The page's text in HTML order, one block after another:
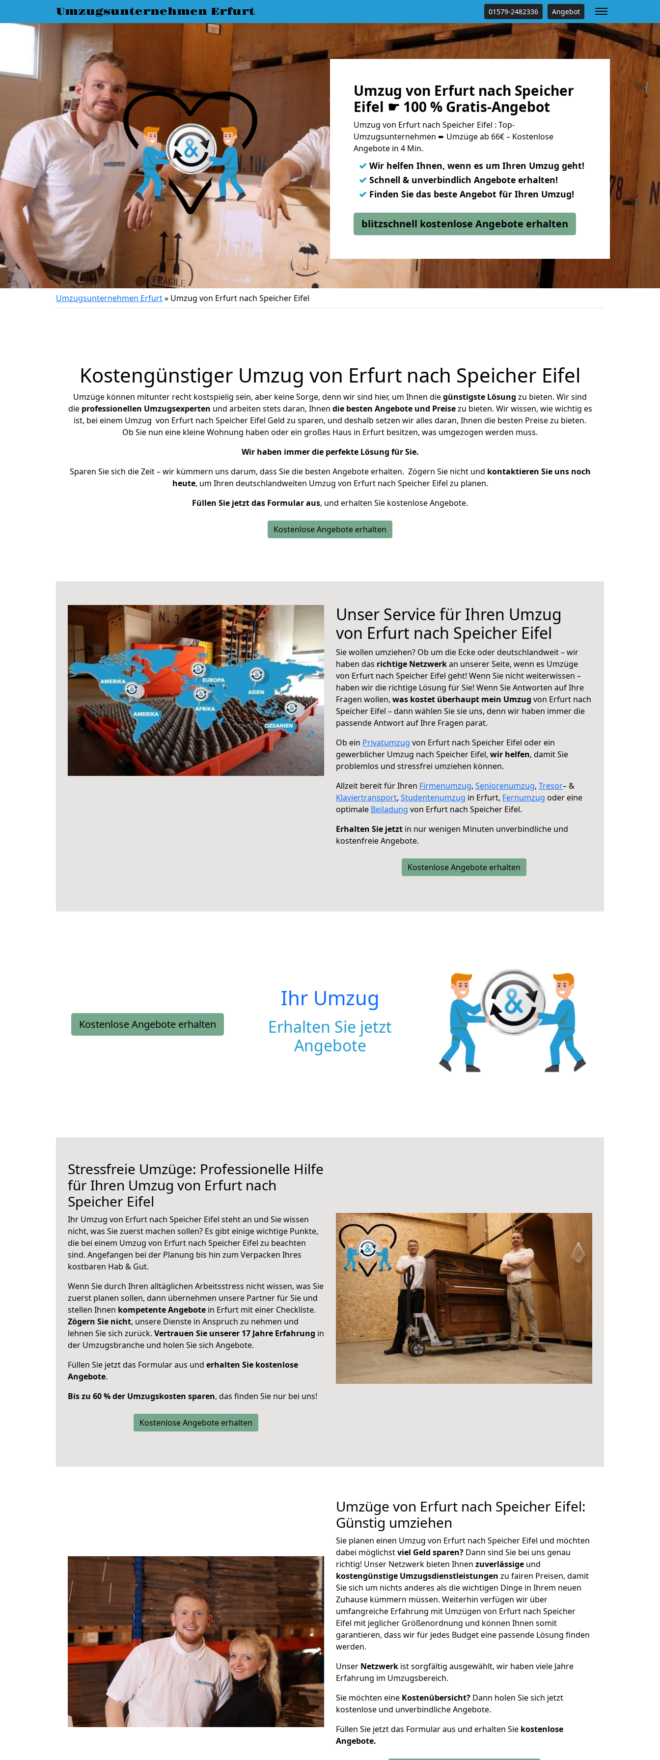
Umzugsunternehmen Erfurt 01579-2482336 Angebot
Umzug von Erfurt nach Speicher
Eifel ☛ 100 % Gratis-Angebot
Umzug von Erfurt nach Speicher Eifel : Top-
Umzugsunternehmen ➨ Umzüge ab 66€ – Kostenlose
Angebote in 4 Min.
✓ Wir helfen Ihnen, wenn es um Ihren Umzug geht!
✓ Schnell & unverbindlich Angebote erhalten!
✓ Finden Sie das beste Angebot für Ihren Umzug!
blitzschnell kostenlose Angebote erhalten
Umzugsunternehmen Erfurt» Umzug von Erfurt nach Speicher Eifel
Kostengünstiger Umzug von Erfurt nach Speicher Eifel
Umzüge können mitunter recht kostspielig sein, aber keine Sorge, denn wir sind hier, um Ihnen diegünstigste Lösung zu bieten. Wir sind
die professionellen Umzugsexperten und arbeiten stets daran, Ihnen die besten Angebote und Preisezu bieten. Wir wissen, wie wichtig es
ist, bei einem Umzug von Erfurt nach Speicher Eifel Geld zu sparen, und deshalb setzen wir alles daran, Ihnen die besten Preise zu bieten.
Ob Sie nun eine kleine Wohnung haben oder ein großes Haus in Erfurt besitzen, was umgezogen werden muss.
Wir haben immer die perfekte Lösung für Sie.
Sparen Sie sich die Zeit – wir kümmern uns darum, dass Sie die besten Angebote erhalten. Zögern Sie nicht und kontaktieren Sie uns noch
heute, um Ihren deutschlandweiten Umzug von Erfurt nach Speicher Eifel zu planen.
Füllen Sie jetzt das Formular aus, und erhalten Sie kostenlose Angebote.
Kostenlose Angebote erhalten
Unser Service für Ihren Umzug
von Erfurt nach Speicher Eifel
Sie wollen umziehen? Ob um die Ecke oder deutschlandweit – wir
haben das richtige Netzwerkan unserer Seite, wenn es Umzüge
von Erfurt nach Speicher Eifel geht! Wenn Sie nicht weiterwissen –
haben wir die richtige Lösung für Sie! Wenn Sie Antworten auf Ihre
Fragen wollen, was kostet überhaupt mein Umzug von Erfurt nach
Speicher Eifel – dann wählen Sie sie uns, denn wir haben immer die
passende Antwort auf Ihre Fragen parat.
Ob ein Privatumzug von Erfurt nach Speicher Eifel oder ein
gewerblicher Umzug nach Speicher Eifel, wir helfen, damit Sie
problemlos und stressfrei umziehen können.
Allzeit bereit für Ihren Firmenumzug, Seniorenumzug, Tresor– &
Klaviertransport, Studentenumzug in Erfurt, Fernumzug oder eine
optimale Beiladung von Erfurt nach Speicher Eifel.
Erhalten Sie jetzt in nur wenigen Minuten unverbindliche und
kostenfreie Angebote.
Kostenlose Angebote erhalten
Kostenlose Angebote erhalten
Ihr Umzug
Erhalten Sie jetzt
Angebote
Stressfreie Umzüge: Professionelle Hilfe
für Ihren Umzug von Erfurt nach
Speicher Eifel
Ihr Umzug von Erfurt nach Speicher Eifel steht an und Sie wissen
nicht, was Sie zuerst machen sollen? Es gibt einige wichtige Punkte,
die bei einem Umzug von Erfurt nach Speicher Eifel zu beachten
sind. Angefangen bei der Planung bis hin zum Verpacken Ihres
kostbaren Hab & Gut.
Wenn Sie durch Ihren alltäglichen Arbeitsstress nicht wissen, was Sie
zuerst planen sollen, dann übernehmen unsere Partner für Sie und
stellen Ihnen kompetente Angebote in Erfurt mit einer Checkliste.
Zögern Sie nicht, unsere Dienste in Anspruch zu nehmen und
lehnen Sie sich zurück. Vertrauen Sie unserer 17 Jahre Erfahrung in
der Umzugsbranche und holen Sie sich Angebote.
Füllen Sie jetzt das Formular aus und erhalten Sie kostenlose
Angebote.
Bis zu 60 % der Umzugskosten sparen, das finden Sie nur bei uns!
Kostenlose Angebote erhalten
Umzüge von Erfurt nach Speicher Eifel:
Günstig umziehen
Sie planen einen Umzug von Erfurt nach Speicher Eifel und möchten
dabei möglichstviel Geld sparen? Dann sind Sie bei uns genau
richtig! Unser Netzwerk bieten Ihnen zuverlässige und
kostengünstige Umzugsdienstleistungen zu fairen Preisen, damit
Sie sich um nichts anderes als die wichtigen Dinge in Ihrem neuen
Zuhause kümmern müssen. Weiterhin verfügen wir über
umfangreiche Erfahrung mit Umzügen von Erfurt nach Speicher
Eifel mit jeglicher Größenordnung und können Ihnen somit
garantieren, dass wir für jedes Budget eine passende Lösung finden
werden.
Unser Netzwerk ist sorgfältig ausgewählt, wir haben viele Jahre
Erfahrung im Umzugsbereich.
Sie möchten eine Kostenübersicht? Dann holen Sie sich jetzt
kostenlose und unverbindliche Angebote.
Füllen Sie jetzt das Formular aus und erhalten Sie kostenlose
Angebote.